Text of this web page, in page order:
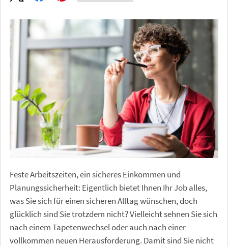
Feste Arbeitszeiten, ein sicheres Einkommen und
Planungssicherheit: Eigentlich bietet Ihnen Ihr Job alles,
was Sie sich für einen sicheren Alltag wünschen, doch
glücklich sind Sie trotzdem nicht? Vielleicht sehnen Sie sich
nach einem Tapetenwechsel oder auch nach einer
vollkommen neuen Herausforderung. Damit sind Sie nicht